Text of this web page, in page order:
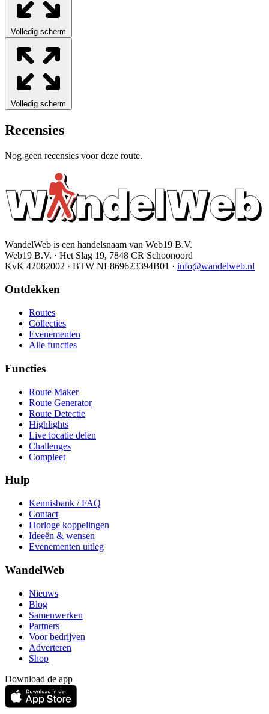
Volledig scherm
Volledig scherm
Recensies
Nog geen recensies voor deze route.
WandelWeb is een handelsnaam van Web19 B.V.
Web19 B.V. · Het Slag 19, 7848 CR Schoonoord
KvK 42082002 · BTW NL869623394B01 · info@wandelweb.nl
Ontdekken
Routes
Collecties
Evenementen
Alle functies
Functies
Route Maker
Route Generator
Route Detectie
Highlights
Live locatie delen
Challenges
Compleet
Hulp
Kennisbank / FAQ
Contact
Horloge koppelingen
Ideeën & wensen
Evenementen uitleg
WandelWeb
Nieuws
Blog
Samenwerken
Partners
Voor bedrijven
Adverteren
Shop
Download de app